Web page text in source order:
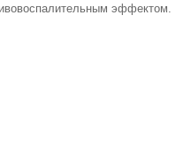
эффектом.